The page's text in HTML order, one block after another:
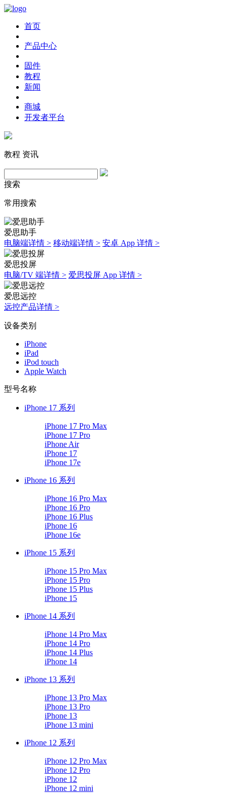
首页
产品中心
固件
教程
新闻
商城
开发者平台
教程 资讯
搜索
常用搜索
爱思助手
电脑端详情 > 移动端详情 > 安卓 App 详情 >
爱思投屏
电脑/TV 端详情 > 爱思投屏 App 详情 >
爱思远控
远控产品详情 >
设备类别
iPhone
iPad
iPod touch
Apple Watch
型号名称
iPhone 17 系列
iPhone 17 Pro Max
iPhone 17 Pro
iPhone Air
iPhone 17
iPhone 17e
iPhone 16 系列
iPhone 16 Pro Max
iPhone 16 Pro
iPhone 16 Plus
iPhone 16
iPhone 16e
iPhone 15 系列
iPhone 15 Pro Max
iPhone 15 Pro
iPhone 15 Plus
iPhone 15
iPhone 14 系列
iPhone 14 Pro Max
iPhone 14 Pro
iPhone 14 Plus
iPhone 14
iPhone 13 系列
iPhone 13 Pro Max
iPhone 13 Pro
iPhone 13
iPhone 13 mini
iPhone 12 系列
iPhone 12 Pro Max
iPhone 12 Pro
iPhone 12
iPhone 12 mini